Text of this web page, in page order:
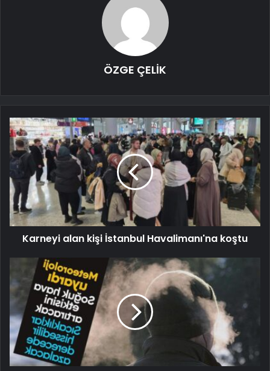
ÖZGE ÇELİK
Karneyi alan kişi İstanbul Havalimanı'na koştu